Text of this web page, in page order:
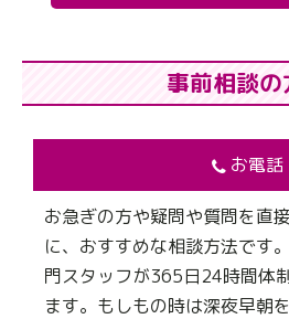
事前相談の
お電話
お急ぎの方や疑問や質問を直
に、おすすめな相談方法です
門スタッフが365日24時間体
ます。もしもの時は深夜早朝